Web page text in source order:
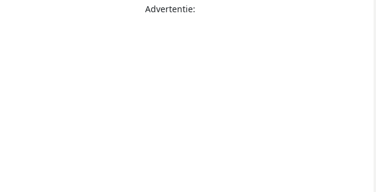
Advertentie: